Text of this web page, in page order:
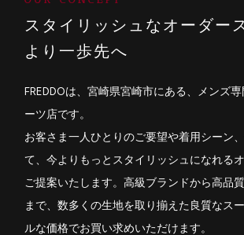
スタイリッシュなオーダー
より一歩先へ
FREDDOは、宮崎県宮崎市にある、メンズ
ーツ店です。
お客さま一人ひとりのご要望や着用シーン
て、今よりもっとスタイリッシュになれる
ご提案いたします。高級ブランドから高品
まで、数多くの生地を取り揃えた良質なス
ルな価格でお買い求めいただけます。